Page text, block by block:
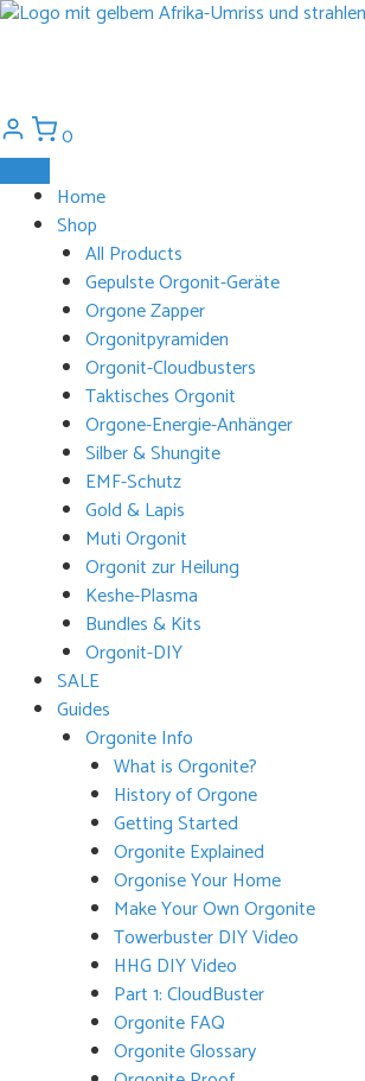
Zum
0
Home
Shop
All Products
Gepulste Orgonit-Geräte
Orgone Zapper
Orgonitpyramiden
Orgonit-Cloudbusters
Taktisches Orgonit
Orgone-Energie-Anhänger
Silber & Shungite
EMF-Schutz
Gold & Lapis
Muti Orgonit
Orgonit zur Heilung
Keshe-Plasma
Bundles & Kits
Orgonit-DIY
SALE
Guides
Orgonite Info
What is Orgonite?
History of Orgone
Getting Started
Orgonite Explained
Orgonise Your Home
Make Your Own Orgonite
Towerbuster DIY Video
HHG DIY Video
Part 1: CloudBuster
Orgonite FAQ
Orgonite Glossary